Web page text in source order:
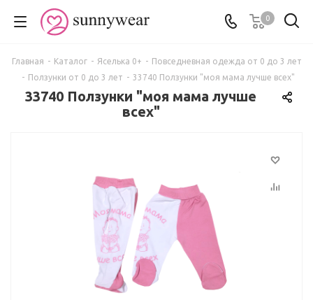
0
Главная - Каталог - Яселька 0+ - Повседневная одежда от 0 до 3 лет
- Ползунки от 0 до 3 лет - 33740 Ползунки "моя мама лучше всех"
33740 Ползунки "моя мама лучше
всех"